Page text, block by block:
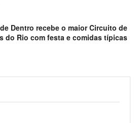
Dentro recebe o maior Circuito de
do Rio com festa e comidas típicas